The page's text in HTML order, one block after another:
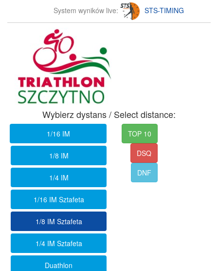
System wyników live: STS-TIMING
Wybierz dystans / Select distance:
1/16 IM
1/8 IM
1/4 IM
1/16 IM Sztafeta
1/8 IM Sztafeta
1/4 IM Sztafeta
Duathlon
TOP 10
DSQ
DNF